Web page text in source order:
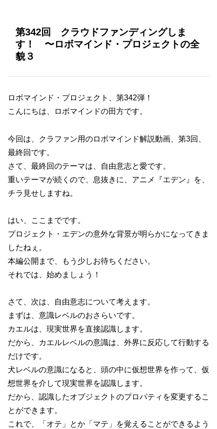
第342回 クラウドファンディングしま
す！ 〜ロボマインド・プロジェクトの全
貌３
ロボマインド・プロジェクト、第342弾！
こんにちは、ロボマインドの田方です。
今回は、クラファン用のロボマインド解説動画、第3回、
最終回です。
さて、最終回のテーマは、自由意志と愛です。
重いテーマが続くので、息抜きに、アニメ『エデン』を、
チラ見せしますね。
はい、ここまでです。
プロジェクト・エデンの意外な背景が明らかになってきま
したねぇ。
本編公開まで、もう少しお待ちください。
それでは、始めましょう！
さて、次は、自由意志について考えます。
まずは、意識レベルのおさらいです。
カエルは、現実世界を直接認識します。
だから、カエルレベルの意識は、外界に反応して行動する
だけです。
犬レベルの意識になると、頭の中に仮想世界を作って、仮
想世界を介して現実世界を認識します。
だから、認識したオブジェクトのプロパティを変更するこ
とができます。
これで、「オテ」とか「マテ」を覚えることができるよう